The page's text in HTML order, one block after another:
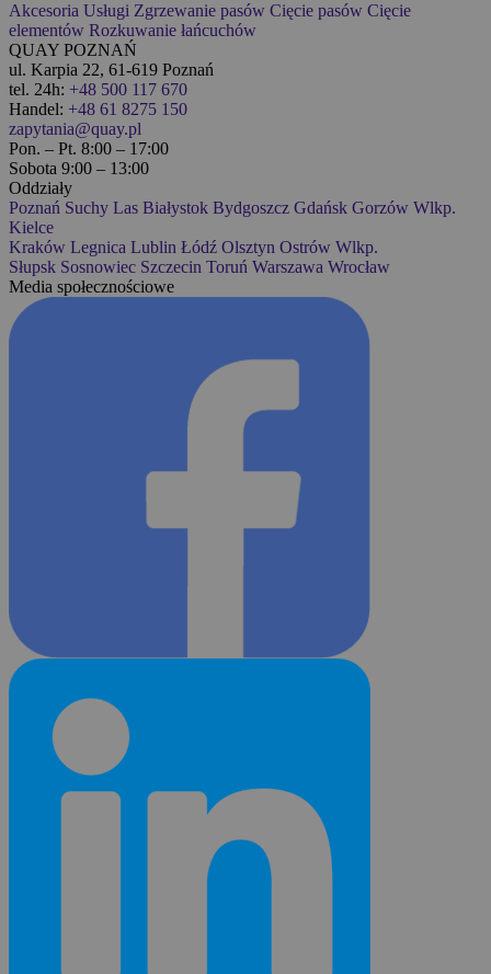
Akcesoria Usługi Zgrzewanie pasów Cięcie pasów Cięcie
elementów Rozkuwanie łańcuchów
QUAY POZNAŃ
ul. Karpia 22, 61-619 Poznań
tel. 24h: +48 500 117 670
Handel: +48 61 8275 150
zapytania@quay.pl
Pon. – Pt. 8:00 – 17:00
Sobota 9:00 – 13:00
Oddziały
Poznań Suchy Las Białystok Bydgoszcz Gdańsk Gorzów Wlkp.
Kielce
Kraków Legnica Lublin Łódź Olsztyn Ostrów Wlkp.
Słupsk Sosnowiec Szczecin Toruń Warszawa Wrocław
Media społecznościowe